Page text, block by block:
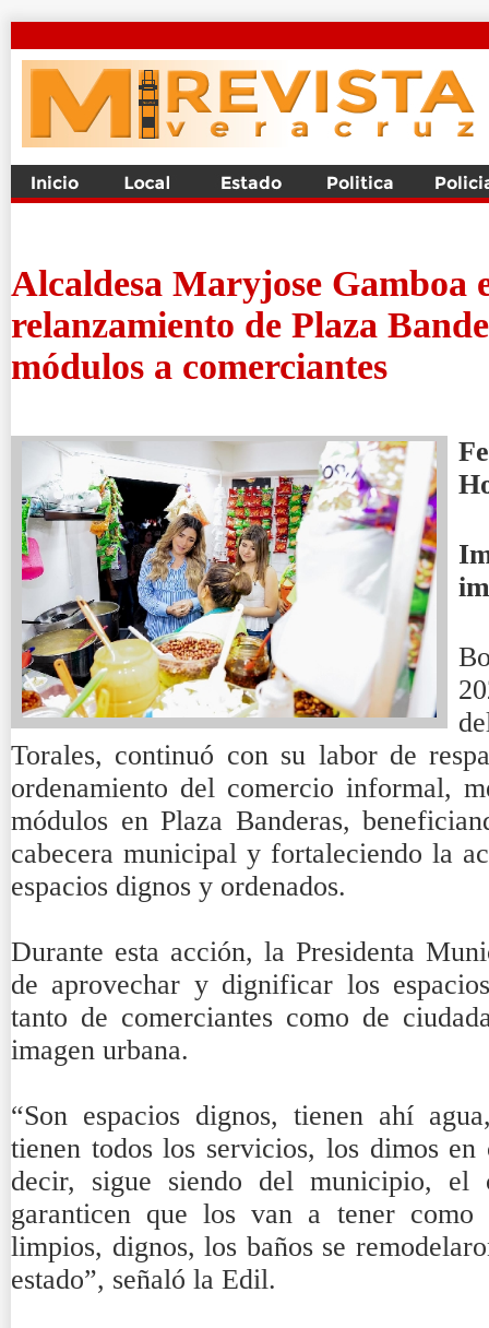
Alcaldesa Maryjose Gamboa
relanzamiento de Plaza
módulos a comerciantes
Torales, continuó con su labor de
ordenamiento del comercio informal,
módulos en Plaza Banderas,
cabecera municipal y fortaleciendo la
espacios dignos y ordenados.
Durante esta acción, la Presidenta
de aprovechar y dignificar los
tanto de comerciantes como de
imagen urbana.
“Son espacios dignos, tienen ahí
tienen todos los servicios, los dimos en
decir, sigue siendo del municipio, el
garanticen que los van a tener como
limpios, dignos, los baños se
estado”, señaló la Edil.